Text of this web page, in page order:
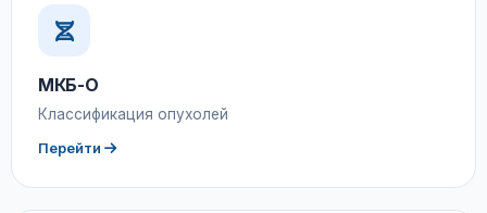
МКБ-О
Классификация опухолей
Перейти